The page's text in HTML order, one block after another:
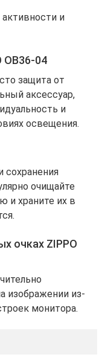
и
04
защита от
аксессуар,
и
освещения.
сохранения
очищайте
и храните их в
очках ZIPPO
изображении из-
монитора.